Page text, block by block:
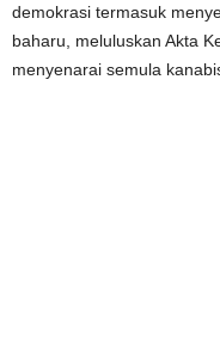
demokrasi termasuk
baharu, meluluskan Akta
menyenarai semula